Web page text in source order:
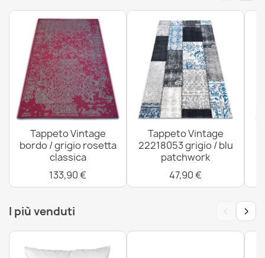
Tappeto CORE Ornamento Vintage - strutturale, due
livelli di pile, beige / oro
48,90 €
Tappeto Vintage
bordo / grigio rosetta
classica
133,90 €
Tappeto Vintage
22218053 grigio / blu
patchwork
47,90 €
I più venduti ‹ ›